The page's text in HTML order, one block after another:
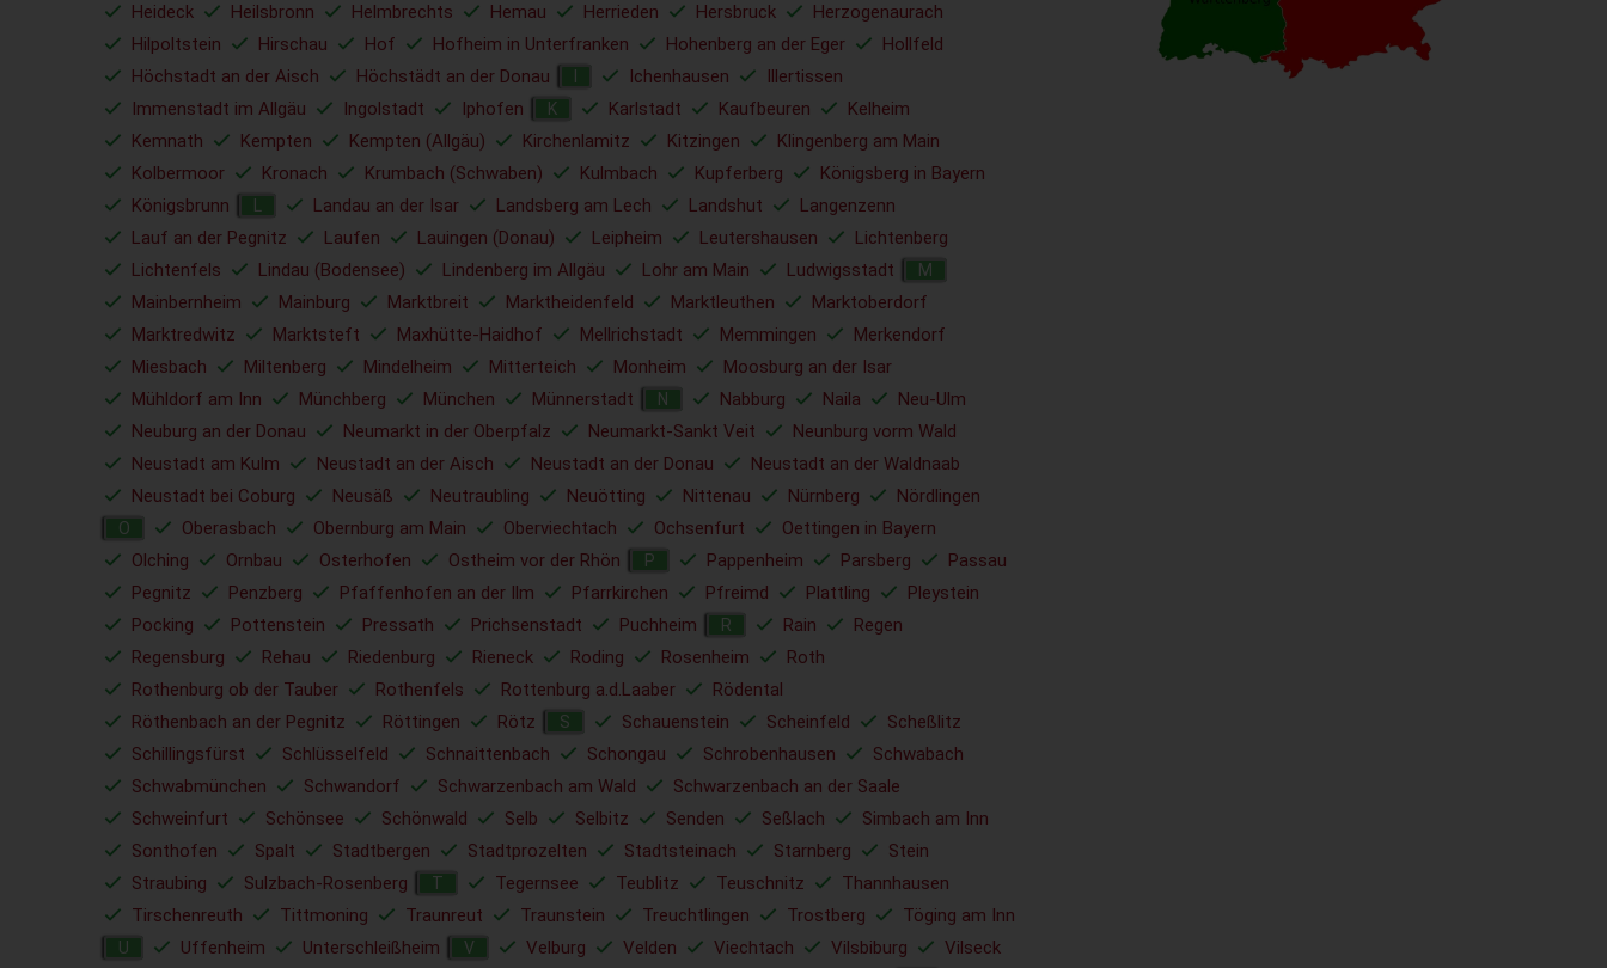
Heideck
Heilsbronn Helmbrechts Hemau Herrieden Hersbruck
Herzogenaurach
Hilpoltstein
Hirschau Hof Hofheim in Unterfranken Hohenberg an der Eger
Hollfeld
Höchstadt an der Aisch
Höchstädt an der Donau Ichenhausen
Illertissen
Immenstadt im Allgäu
Ingolstadt Iphofen K Karlstadt Kaufbeuren
Kelheim
Kemnath
Kempten Kempten (Allgäu) Kirchenlamitz Kitzingen
Klingenberg am Main
Kolbermoor
Kronach Krumbach (Schwaben) Kulmbach Kupferberg
Königsberg in Bayern
Königsbrunn
Landau an der Isar Landsberg am Lech Landshut
Langenzenn
Lauf an der Pegnitz
Laufen Lauingen (Donau) Leipheim Leutershausen
Lichtenberg
Lichtenfels
Lindau (Bodensee) Lindenberg im Allgäu Lohr am Main Ludwigsstadt M
Mainbernheim Mainburg Marktbreit Marktheidenfeld Marktleuthen
Marktoberdorf
Marktredwitz
Marktsteft Maxhütte-Haidhof Mellrichstadt Memmingen
Merkendorf
Miesbach
Miltenberg Mindelheim Mitterteich Monheim
Moosburg an der Isar
Mühldorf am Inn
Münchberg München Münnerstadt N Nabburg Naila
Neu-Ulm
Neuburg an der Donau
Neumarkt in der Oberpfalz Neumarkt-Sankt Veit
Neunburg vorm Wald
Neustadt am Kulm
Neustadt an der Aisch Neustadt an der Donau
Neustadt an der Waldnaab
Neustadt bei Coburg
Neusäß Neutraubling Neuötting Nittenau Nürnberg Nördlingen
O Oberasbach Obernburg am Main Oberviechtach Ochsenfurt
Oettingen in Bayern
Olching
Ornbau Osterhofen Ostheim vor der Rhön P Pappenheim Parsberg
Passau
Pegnitz
Penzberg Pfaffenhofen an der Ilm Pfarrkirchen Pfreimd Plattling
Pleystein
Pocking
Pottenstein Pressath Prichsenstadt Puchheim R Rain
Regen
Regensburg
Rehau Riedenburg Rieneck Roding Rosenheim
Roth
Rothenburg ob der Tauber
Rothenfels Rottenburg a.d.Laaber
Rödental
Röthenbach an der Pegnitz
Röttingen Rötz S Schauenstein Scheinfeld
Scheßlitz
Schillingsfürst
Schlüsselfeld Schnaittenbach Schongau Schrobenhausen
Schwabach
Schwabmünchen
Schwandorf Schwarzenbach am Wald
Schwarzenbach an der Saale
Schweinfurt
Schönsee Schönwald Selb Selbitz Senden Seßlach
Simbach am Inn
Sonthofen
Spalt Stadtbergen Stadtprozelten Stadtsteinach Starnberg
Stein
Straubing
Sulzbach-Rosenberg T Tegernsee Teublitz Teuschnitz
Thannhausen
Tirschenreuth
Tittmoning Traunreut Traunstein Treuchtlingen Trostberg Töging am Inn
U Uffenheim Unterschleißheim V Velburg Velden Viechtach Vilsbiburg Vilseck